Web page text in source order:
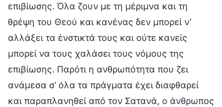
επιβίωσης. Όλα ζουν με τη μέριμνα και τη
θρέψη του Θεού και κανένας δεν μπορεί ν’
αλλάξει τα ένστικτά τους και ούτε κανείς
μπορεί να τους χαλάσει τους νόμους της
επιβίωσης. Παρότι η ανθρωπότητα που ζει
ανάμεσα σ’ όλα τα πράγματα έχει διαφθαρεί
και παραπλανηθεί από τον Σατανά, ο άνθρωπος